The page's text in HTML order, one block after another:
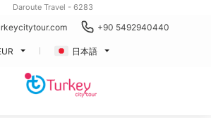
Daroute Travel - 6283
+90 5492940440
日本語